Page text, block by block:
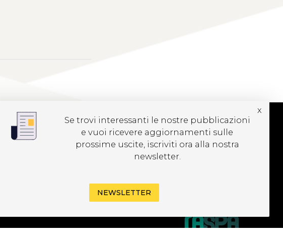
ISCRIVITI ALLA
NEWSLETTER
Se trovi interessanti le nostre pubblicazioni
e vuoi ricevere aggiornamenti sulle
prossime uscite, iscriviti ora alla nostra
newsletter.
x
NEWSLETTER